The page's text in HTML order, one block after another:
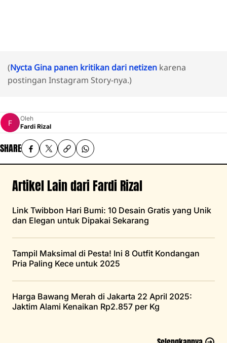
(Nycta Gina panen kritikan dari netizen karena
postingan Instagram Story-nya.)
Oleh
Fardi Rizal
SHARE
Artikel Lain dari Fardi Rizal
Link Twibbon Hari Bumi: 10 Desain Gratis yang Unik
dan Elegan untuk Dipakai Sekarang
Tampil Maksimal di Pesta! Ini 8 Outfit Kondangan
Pria Paling Kece untuk 2025
Harga Bawang Merah di Jakarta 22 April 2025:
Jaktim Alami Kenaikan Rp2.857 per Kg